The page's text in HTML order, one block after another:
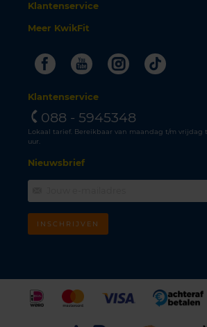
Klantenservice
Meer KwikFit
FacebookYoutubeInstagram
Tiktok
Klantenservice
088 - 5945348
Lokaal tarief. Bereikbaar van maandag t/m vrijdag
uur.
Nieuwsbrief
INSCHRIJVEN